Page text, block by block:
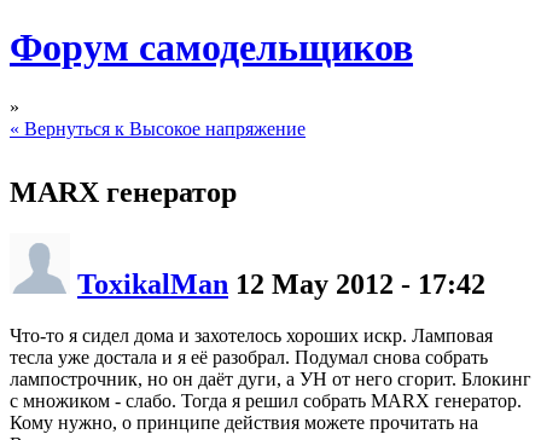
Форум самодельщиков
»
« Вернуться к Высокое напряжение
MARX генератор
ToxikalMan 12 May 2012 - 17:42
Что-то я сидел дома и захотелось хороших искр. Ламповая
тесла уже достала и я её разобрал. Подумал снова собрать
лампострочник, но он даёт дуги, а УН от него сгорит. Блокинг
с множиком - слабо. Тогда я решил собрать MARX генератор.
Кому нужно, о принципе действия можете прочитать на